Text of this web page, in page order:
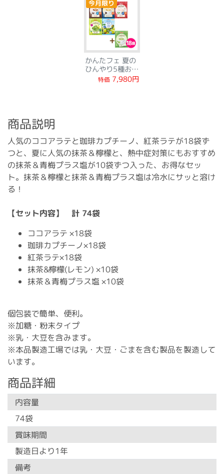
今月限り
かんたフェ 夏の
ひんやり5種お得
なWセット
特価 7,980円
商品説明
人気のココアラテと珈琲カプチーノ、紅茶ラテが18袋ず
つと、夏に人気の抹茶＆檸檬と、熱中症対策にもおすすめ
の抹茶＆青梅プラス塩が10袋ずつ入った、お得なセッ
ト。抹茶＆檸檬と抹茶＆青梅プラス塩は冷水にサッと溶け
る！
【セット内容】 計 74袋
ココアラテ ×18袋
珈琲カプチーノ×18袋
紅茶ラテ×18袋
抹茶&檸檬(レモン) ×10袋
抹茶＆青梅プラス塩 ×10袋
個包装で簡単、便利。
※加糖・粉末タイプ
※乳・大豆を含みます。
※本品製造工場では乳・大豆・ごまを含む製品を製造して
います。
商品詳細
内容量
74袋
賞味期間
製造日より1年
備考